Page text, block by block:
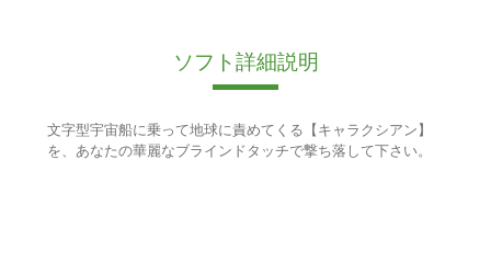
ソフト詳細説明
文字型宇宙船に乗って地球に責めてくる【キャラクシアン】
を、あなたの華麗なブラインドタッチで撃ち落して下さい。